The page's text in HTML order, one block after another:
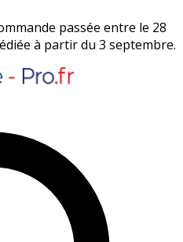
passée entre le 28
à partir du 3 septembre.